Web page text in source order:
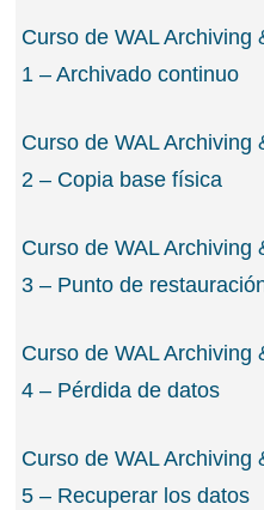
Curso de WAL Archiving
1 – Archivado continuo
Curso de WAL Archiving
2 – Copia base física
Curso de WAL Archiving
3 – Punto de
Curso de WAL Archiving
4 – Pérdida de datos
Curso de WAL Archiving
5 – Recuperar los datos